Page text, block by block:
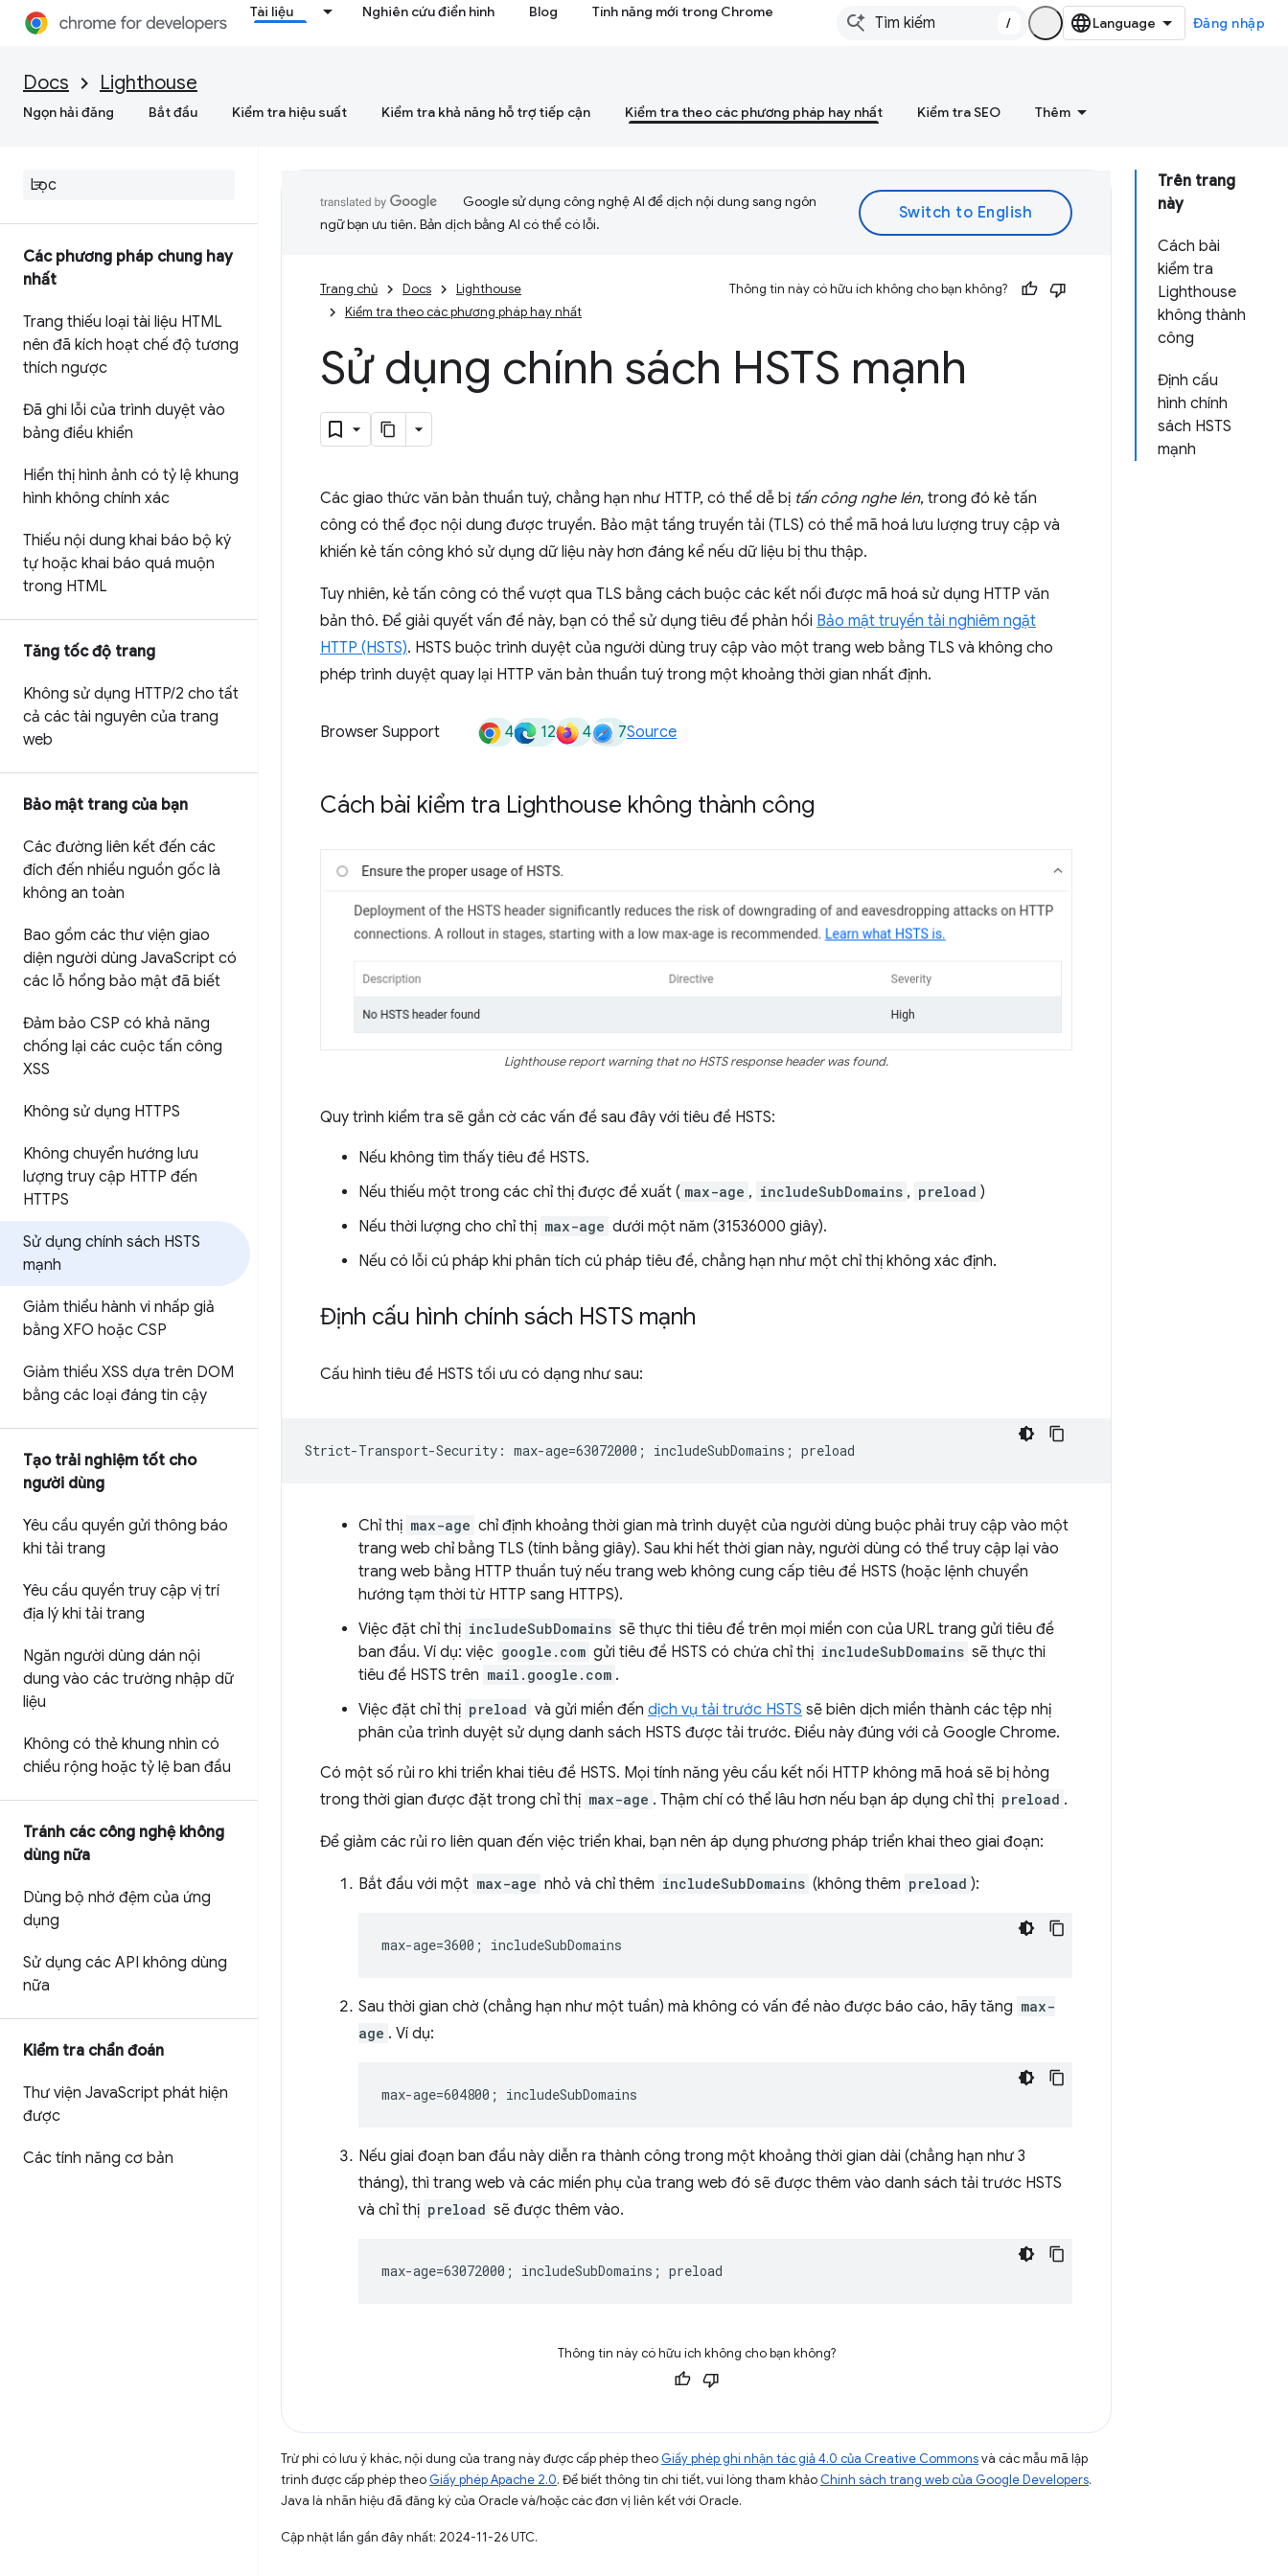
Tài liệu Nghiên cứu điển hình Blog Tính năng mới trong Chrome
/ Đăng nhập
Docs Lighthouse
Ngọn hải đăng Bắt đầu Kiểm tra hiệu suất Kiểm tra khả năng hỗ trợ tiếp cận Kiểm tra theo các phương pháp hay nhất Kiểm tra SEO Thêm
Các phương pháp chung hay
nhất
Trang thiếu loại tài liệu HTML
nên đã kích hoạt chế độ tương
thích ngược
Đã ghi lỗi của trình duyệt vào
bảng điều khiển
Hiển thị hình ảnh có tỷ lệ khung
hình không chính xác
Thiếu nội dung khai báo bộ ký
tự hoặc khai báo quá muộn
trong HTML
Tăng tốc độ trang
Không sử dụng HTTP/2 cho tất
cả các tài nguyên của trang
web
Bảo mật trang của bạn
Các đường liên kết đến các
đích đến nhiều nguồn gốc là
không an toàn
Bao gồm các thư viện giao
diện người dùng JavaScript có
các lỗ hổng bảo mật đã biết
Đảm bảo CSP có khả năng
chống lại các cuộc tấn công
XSS
Không sử dụng HTTPS
Không chuyển hướng lưu
lượng truy cập HTTP đến
HTTPS
Sử dụng chính sách HSTS
mạnh
Giảm thiểu hành vi nhấp giả
bằng XFO hoặc CSP
Giảm thiểu XSS dựa trên DOM
bằng các loại đáng tin cậy
Tạo trải nghiệm tốt cho
người dùng
Yêu cầu quyền gửi thông báo
khi tải trang
Yêu cầu quyền truy cập vị trí
địa lý khi tải trang
Ngăn người dùng dán nội
dung vào các trường nhập dữ
liệu
Không có thẻ khung nhìn có
chiều rộng hoặc tỷ lệ ban đầu
Tránh các công nghệ không
dùng nữa
Dùng bộ nhớ đệm của ứng
dụng
Sử dụng các API không dùng
nữa
Kiểm tra chẩn đoán
Thư viện JavaScript phát hiện
được
Các tính năng cơ bản
Trên trang
này
Cách bài
kiểm tra
Lighthouse
không thành
công
Định cấu
hình chính
sách HSTS
mạnh
Google sử dụng công nghệ AI để dịch nội dung sang ngôn
ngữ bạn ưu tiên. Bản dịch bằng AI có thể có lỗi.
Trang chủ Docs
Lighthouse
Kiểm tra theo các phương pháp hay nhất
Thông tin này có hữu ích không cho bạn không?
Sử dụng chính sách HSTS mạnh
Các giao thức văn bản thuần tuý, chẳng hạn như HTTP, có thể dễ bị tấn công nghe lén, trong đó kẻ tấn
công có thể đọc nội dung được truyền. Bảo mật tầng truyền tải (TLS) có thể mã hoá lưu lượng truy cập và
khiến kẻ tấn công khó sử dụng dữ liệu này hơn đáng kể nếu dữ liệu bị thu thập.
Tuy nhiên, kẻ tấn công có thể vượt qua TLS bằng cách buộc các kết nối được mã hoá sử dụng HTTP văn
bản thô. Để giải quyết vấn đề này, bạn có thể sử dụng tiêu đề phản hồi Bảo mật truyền tải nghiêm ngặt
HTTP (HSTS). HSTS buộc trình duyệt của người dùng truy cập vào một trang web bằng TLS và không cho
phép trình duyệt quay lại HTTP văn bản thuần tuý trong một khoảng thời gian nhất định.
Browser Support 4 12 4 7Source
Cách bài kiểm tra Lighthouse không thành công
Lighthouse report warning that no HSTS response header was found.
Quy trình kiểm tra sẽ gắn cờ các vấn đề sau đây với tiêu đề HSTS:
Nếu không tìm thấy tiêu đề HSTS.
Nếu thiếu một trong các chỉ thị được đề xuất ( max-age , includeSubDomains , preload )
Nếu thời lượng cho chỉ thị max-age dưới một năm (31536000 giây).
Nếu có lỗi cú pháp khi phân tích cú pháp tiêu đề, chẳng hạn như một chỉ thị không xác định.
Định cấu hình chính sách HSTS mạnh
Cấu hình tiêu đề HSTS tối ưu có dạng như sau:
Chỉ thị max-age chỉ định khoảng thời gian mà trình duyệt của người dùng buộc phải truy cập vào một
trang web chỉ bằng TLS (tính bằng giây). Sau khi hết thời gian này, người dùng có thể truy cập lại vào
trang web bằng HTTP thuần tuý nếu trang web không cung cấp tiêu đề HSTS (hoặc lệnh chuyển
hướng tạm thời từ HTTP sang HTTPS).
Việc đặt chỉ thị includeSubDomains sẽ thực thi tiêu đề trên mọi miền con của URL trang gửi tiêu đề
ban đầu. Ví dụ: việc google.com gửi tiêu đề HSTS có chứa chỉ thị includeSubDomains sẽ thực thi
tiêu đề HSTS trên mail.google.com .
Việc đặt chỉ thị preload và gửi miền đến dịch vụ tải trước HSTS sẽ biên dịch miền thành các tệp nhị
phân của trình duyệt sử dụng danh sách HSTS được tải trước. Điều này đúng với cả Google Chrome.
Có một số rủi ro khi triển khai tiêu đề HSTS. Mọi tính năng yêu cầu kết nối HTTP không mã hoá sẽ bị hỏng
trong thời gian được đặt trong chỉ thị max-age . Thậm chí có thể lâu hơn nếu bạn áp dụng chỉ thị preload .
Để giảm các rủi ro liên quan đến việc triển khai, bạn nên áp dụng phương pháp triển khai theo giai đoạn:
Bắt đầu với một max-age nhỏ và chỉ thêm includeSubDomains (không thêm preload ):
Sau thời gian chờ (chẳng hạn như một tuần) mà không có vấn đề nào được báo cáo, hãy tăng max-
age . Ví dụ:
Nếu giai đoạn ban đầu này diễn ra thành công trong một khoảng thời gian dài (chẳng hạn như 3
tháng), thì trang web và các miền phụ của trang web đó sẽ được thêm vào danh sách tải trước HSTS
và chỉ thị preload sẽ được thêm vào.
Thông tin này có hữu ích không cho bạn không?
Trừ phi có lưu ý khác, nội dung của trang này được cấp phép theo Giấy phép ghi nhận tác giả 4.0 của Creative Commonsvà các mẫu mã lập
trình được cấp phép theo Giấy phép Apache 2.0. Để biết thông tin chi tiết, vui lòng tham khảo Chính sách trang web của Google Developers.
Java là nhãn hiệu đã đăng ký của Oracle và/hoặc các đơn vị liên kết với Oracle.
Cập nhật lần gần đây nhất: 2024-11-26 UTC.